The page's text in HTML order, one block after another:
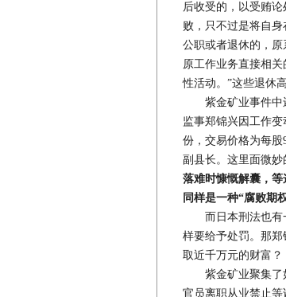
后收受的，以受贿
败，只不过是将自
公职或者退休的，
原工作业务直接相
性活动。”这些退休
紫金矿业事件中还
监事郑锦兴因工作
份，交易价格为每
副县长。这里面微妙
落难时慷慨解囊，
同样是一种“腐败期权
而日本刑法也有一
样要给予处罚。那
取近千万元的财富？
紫金矿业聚集了如
官员离职从业禁止等